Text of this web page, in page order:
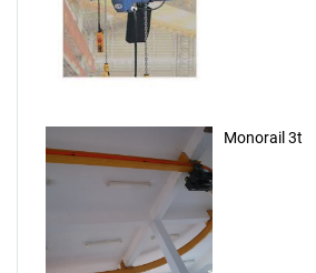
Monorail 3t